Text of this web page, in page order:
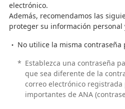
electrónico.
Además, recomendamos las
proteger su información personal
No utilice la misma contraseña
* Establezca una contraseña
que sea diferente de la
correo electrónico registrada
importantes de ANA